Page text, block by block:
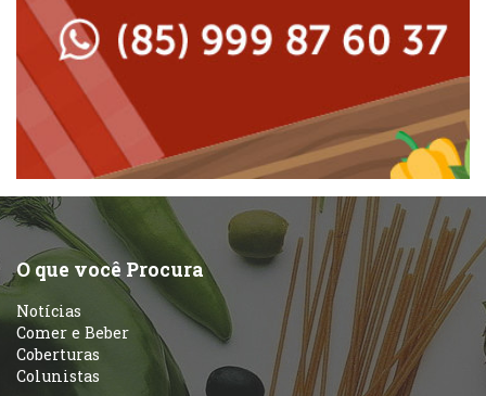
Massas
Peixes e Frutos do Mar
Pizzarias
Portuguesa
Self-service
Peixes e Frutos do Mar
Pizzarias
Portuguesa
Sobremesas e sorvetes
Variados
O que você Procura
Notícias
Comer e Beber
Coberturas
Colunistas